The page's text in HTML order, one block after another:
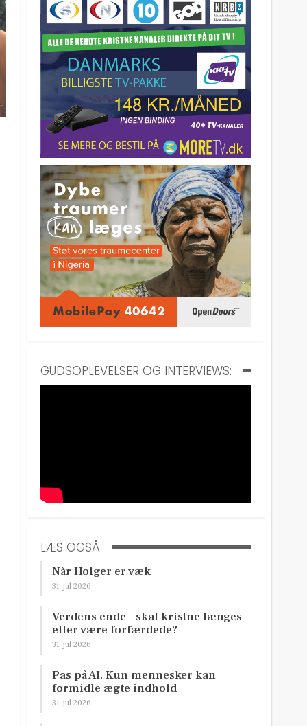
GUDSOPLEVELSER OG INTERVIEWS:
LÆS OGSÅ
Når Holger er væk
31. jul 2026
Verdens ende – skal kristne længes
eller være forfærdede?
31. jul 2026
Pas på AI. Kun mennesker kan
formidle ægte indhold
31. jul 2026